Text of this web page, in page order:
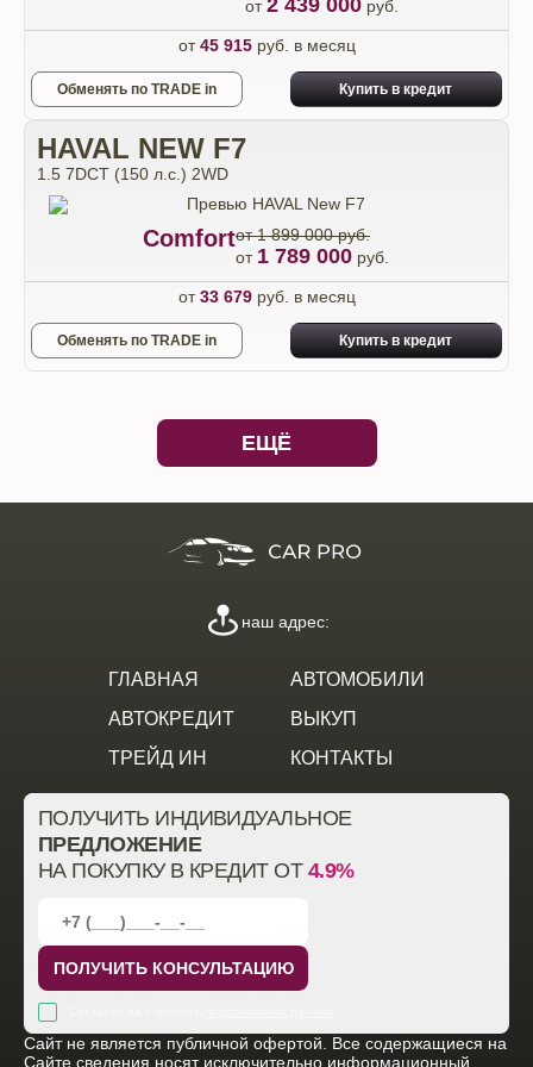
от2 439 000руб.
от45 915руб. в месяц
Обменять по TRADE in Купить в кредит
HAVAL NEW F7
1.5 7DCT (150 л.с.) 2WD
Comfortот 1 899 000 руб.
от 1 789 000 руб.
от33 679руб. в месяц
Обменять по TRADE in Купить в кредит
ЕЩЁ
ГЛАВНАЯ
АВТОМОБИЛИ
АВТОКРЕДИТ
ВЫКУП
ТРЕЙД ИН
КОНТАКТЫ
наш адрес:
ПОЛУЧИТЬ ИНДИВИДУАЛЬНОЕ
ПРЕДЛОЖЕНИЕ
НА ПОКУПКУ В КРЕДИТ ОТ 4.9%
ПОЛУЧИТЬ КОНСУЛЬТАЦИЮ
Cайт не является публичной офертой. Все содержащиеся на
Сайте сведения носят исключительно информационный